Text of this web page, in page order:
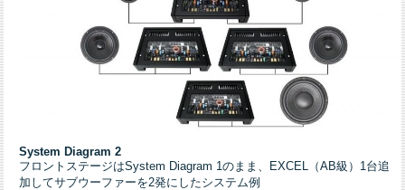
System Diagram 2
フロントステージはSystem Diagram 1のまま、EXCEL（AB級）1台追
加してサブウーファーを2発にしたシステム例